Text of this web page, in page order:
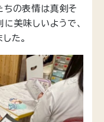
ちの表情は真剣そ
美味しいようで、
た。